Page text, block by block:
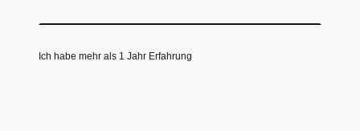
Ich habe mehr als 1 Jahr Erfahrung